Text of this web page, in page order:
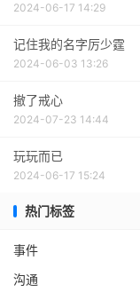
2024-06-17 14:29
记住我的名字厉少霆
2024-06-03 13:26
撤了戒心
2024-07-23 14:44
玩玩而已
2024-06-17 15:24
热门标签
事件
沟通